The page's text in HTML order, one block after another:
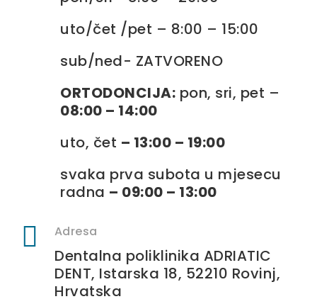
uto/čet /pet – 8:00 – 15:00
sub/ned- ZATVORENO
ORTODONCIJA: pon, sri, pet –
08:00 – 14:00
uto, čet – 13:00 – 19:00
svaka prva subota u mjesecu
radna – 09:00 – 13:00
 Adresa
Dentalna poliklinika ADRIATIC
DENT, Istarska 18, 52210 Rovinj,
Hrvatska